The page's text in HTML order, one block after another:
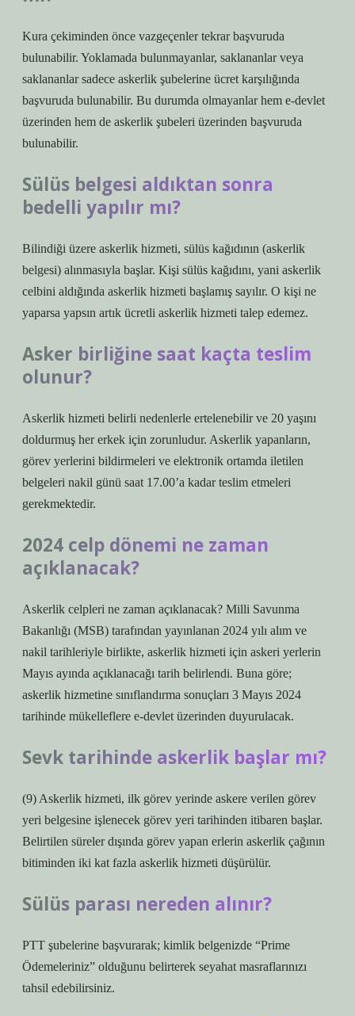
Kura çekiminden önce vazgeçenler tekrar başvuruda
bulunabilir. Yoklamada bulunmayanlar, saklananlar veya
saklananlar sadece askerlik şubelerine ücret karşılığında
başvuruda bulunabilir. Bu durumda olmayanlar hem e-devlet
üzerinden hem de askerlik şubeleri üzerinden başvuruda
bulunabilir.
Sülüs belgesi aldıktan sonra
bedelli yapılır mı?
Bilindiği üzere askerlik hizmeti, sülüs kağıdının (askerlik
belgesi) alınmasıyla başlar. Kişi sülüs kağıdını, yani askerlik
celbini aldığında askerlik hizmeti başlamış sayılır. O kişi ne
yaparsa yapsın artık ücretli askerlik hizmeti talep edemez.
Asker birliğine saat kaçta teslim
olunur?
Askerlik hizmeti belirli nedenlerle ertelenebilir ve 20 yaşını
doldurmuş her erkek için zorunludur. Askerlik yapanların,
görev yerlerini bildirmeleri ve elektronik ortamda iletilen
belgeleri nakil günü saat 17.00’a kadar teslim etmeleri
gerekmektedir.
2024 celp dönemi ne zaman
açıklanacak?
Askerlik celpleri ne zaman açıklanacak? Milli Savunma
Bakanlığı (MSB) tarafından yayınlanan 2024 yılı alım ve
nakil tarihleriyle birlikte, askerlik hizmeti için askeri yerlerin
Mayıs ayında açıklanacağı tarih belirlendi. Buna göre;
askerlik hizmetine sınıflandırma sonuçları 3 Mayıs 2024
tarihinde mükelleflere e-devlet üzerinden duyurulacak.
Sevk tarihinde askerlik başlar mı?
(9) Askerlik hizmeti, ilk görev yerinde askere verilen görev
yeri belgesine işlenecek görev yeri tarihinden itibaren başlar.
Belirtilen süreler dışında görev yapan erlerin askerlik çağının
bitiminden iki kat fazla askerlik hizmeti düşürülür.
Sülüs parası nereden alınır?
PTT şubelerine başvurarak; kimlik belgenizde “Prime
Ödemeleriniz” olduğunu belirterek seyahat masraflarınızı
tahsil edebilirsiniz.